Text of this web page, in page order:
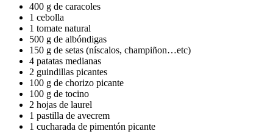
400 g de caracoles
1 cebolla
1 tomate natural
500 g de albóndigas
150 g de setas (níscalos, champiñon…etc)
4 patatas medianas
2 guindillas picantes
100 g de chorizo picante
100 g de tocino
2 hojas de laurel
1 pastilla de avecrem
1 cucharada de pimentón picante